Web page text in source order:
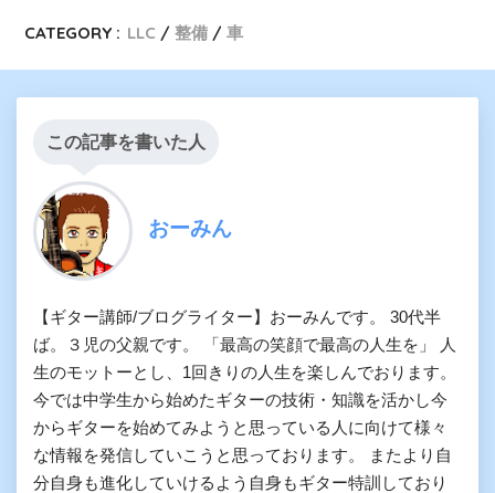
CATEGORY : LLC 整備 車
この記事を書いた人
おーみん
【ギター講師/ブログライター】おーみんです。 30代半
ば。３児の父親です。 「最高の笑顔で最高の人生を」 人
生のモットーとし、1回きりの人生を楽しんでおります。
今では中学生から始めたギターの技術・知識を活かし今
からギターを始めてみようと思っている人に向けて様々
な情報を発信していこうと思っております。 またより自
分自身も進化していけるよう自身もギター特訓しており